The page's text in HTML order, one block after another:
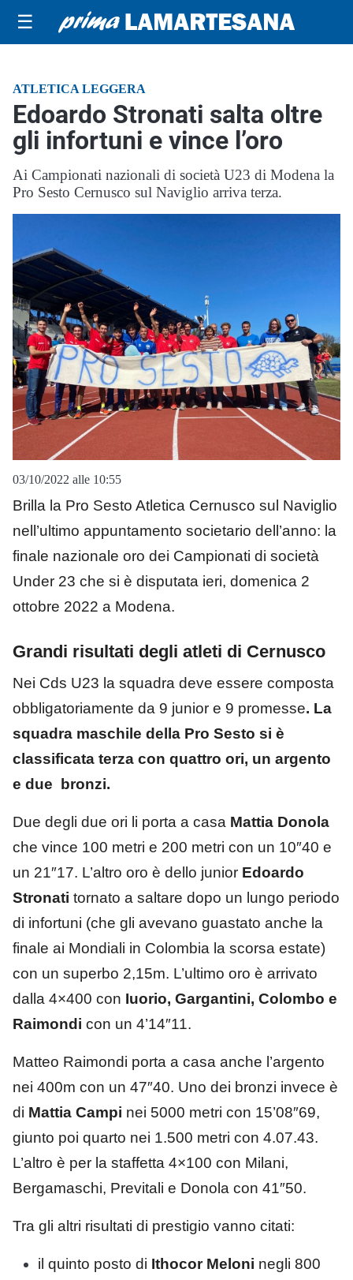
☰
ATLETICA LEGGERA
Edoardo Stronati salta oltre
gli infortuni e vince l’oro
Ai Campionati nazionali di società U23 di Modena la
Pro Sesto Cernusco sul Naviglio arriva terza.
03/10/2022 alle 10:55
Brilla la Pro Sesto Atletica Cernusco sul Naviglio
nell’u ltimo appuntamento societario dell’anno: la
finale nazionale oro dei Campionati di società
Under 23 che si è disputata ieri, domenica 2
ottobre 2022 a Modena.
Grandi risultati degli atleti di Cernusco
Nei Cds U23 la squadra deve essere composta
obbligatoriamente da 9 junior e 9 promesse. La
squadra maschile della Pro Sesto si è
classificata terza con quattro ori, un argento
e due bronzi.
Due degli due ori li porta a casa Mattia Donola
che vince 100 metri e 200 metri con un 10″40 e
un 21″17. L’altro oro è dello junior Edoardo
Stronati tornato a saltare dopo un lungo periodo
di infortuni (che gli avevano guastato anche la
finale ai Mondiali in Colombia la scorsa estate)
con un superbo 2,15m. L’ultimo oro è arrivato
dalla 4×400 con Iuorio, Gargantini, Colombo e
Raimondi con un 4’14″11.
Matteo Raimondi porta a casa anche l’argento
nei 400m con un 47″40. Uno dei bronzi invece è
di Mattia Campi nei 5000 metri con 15’08″69,
giunto poi quarto nei 1.500 metri con 4.07.43.
L’altro è per la staffetta 4×100 con Milani,
Bergamaschi, Previtali e Donola con 41″50.
Tra gli altri risultati di prestigio vanno citati:
il quinto posto di Ithocor Meloni negli 800